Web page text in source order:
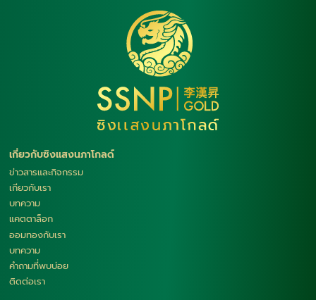
เกี่ยวกับซิงแสงนภาโกลด์
ข่าวสารและกิจกรรม
เกียวกับเรา
บทความ
แคตตาล็อก
ออมทองกับเรา
บทความ
คำถามที่พบบ่อย
ติดต่อเรา